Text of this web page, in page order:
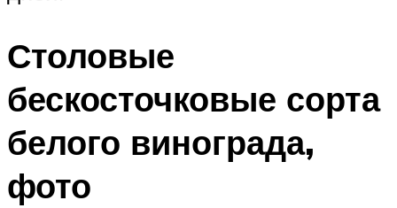
Столовые
бескосточковые сорта
белого винограда,
фото